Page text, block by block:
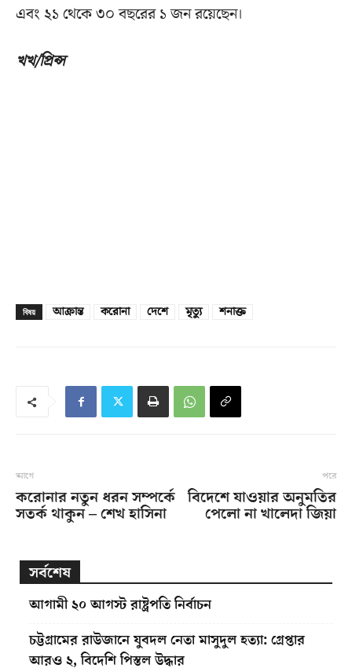
এবং ২১ থেকে ৩০ বছরের ১ জন রয়েছেন।
খখ/প্রিন্স
বিষয় আক্রান্ত করোনা দেশে মৃত্যু শনাক্ত
আগে
করোনার নতুন ধরন সম্পর্কে
সতর্ক থাকুন – শেখ হাসিনা
পরে
বিদেশে যাওয়ার অনুমতির
পেলো না খালেদা জিয়া
সর্বশেষ
আগামী ২০ আগস্ট রাষ্ট্রপতি নির্বাচন
চট্টগ্রামের রাউজানে যুবদল নেতা মাসুদুল হত্যা: গ্রেপ্তার
আরও ২, বিদেশি পিস্তল উদ্ধার